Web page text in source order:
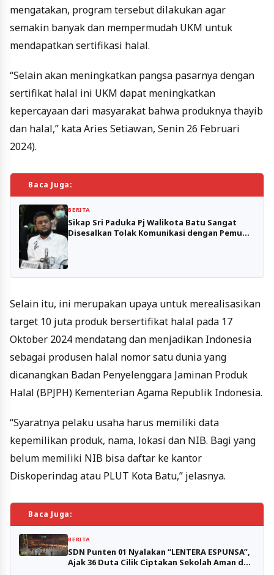
mengatakan, program tersebut dilakukan agar
semakin banyak dan mempermudah UKM untuk
mendapatkan sertifikasi halal.
“Selain akan meningkatkan pangsa pasarnya dengan
sertifikat halal ini UKM dapat meningkatkan
kepercayaan dari masyarakat bahwa produknya thayib
dan halal,” kata Aries Setiawan, Senin 26 Februari
2024).
Baca Juga:
BERITA
Sikap Sri Paduka Pj Walikota Batu Sangat
Disesalkan Tolak Komunikasi dengan Pemuda
Selain itu, ini merupakan upaya untuk merealisasikan
target 10 juta produk bersertifikat halal pada 17
Oktober 2024 mendatang dan menjadikan Indonesia
sebagai produsen halal nomor satu dunia yang
dicanangkan Badan Penyelenggara Jaminan Produk
Halal (BPJPH) Kementerian Agama Republik Indonesia.
“Syaratnya pelaku usaha harus memiliki data
kepemilikan produk, nama, lokasi dan NIB. Bagi yang
belum memiliki NIB bisa daftar ke kantor
Diskoperindag atau PLUT Kota Batu,” jelasnya.
Baca Juga:
BERITA
SDN Punten 01 Nyalakan “LENTERA ESPUNSA”,
Ajak 36 Duta Cilik Ciptakan Sekolah Aman dan